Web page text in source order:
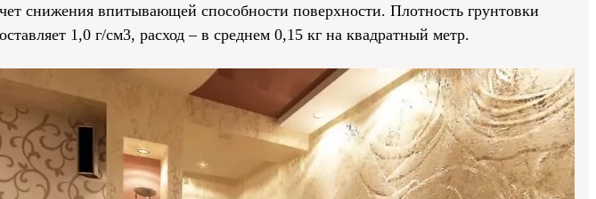
снижения впитывающей способности поверхности. Плотность грунтовки
1,0 г/см3, расход – в среднем 0,15 кг на квадратный метр.